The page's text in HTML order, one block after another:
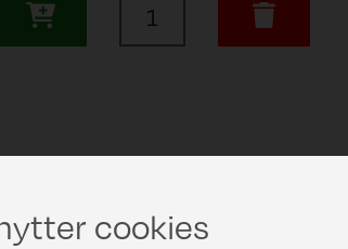
cookies